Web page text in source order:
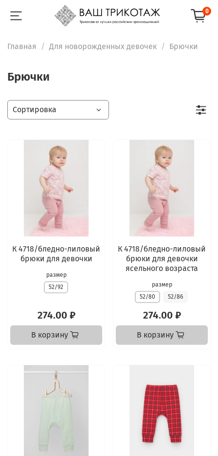
0
Главная Для новорожденных девочек Брючки
Брючки
К 4718/бледно-лиловый
брюки для девочки
размер
52/92
274.00 ₽
В корзину
К 4718/бледно-лиловый
брюки для девочки
ясельного возраста
размер
52/80
52/86
274.00 ₽
В корзину